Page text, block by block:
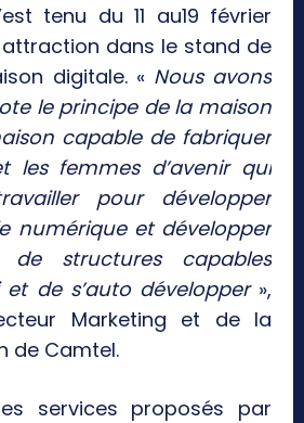
tenu du 11 au19 février
attraction dans le stand de
digitale. « Nous avons
le principe de la maison
capable de fabriquer
les femmes d’avenir qui
pour développer
numérique et développer
de structures capables
et de s’auto développer »,
Marketing et de la
de Camtel.
services proposés par